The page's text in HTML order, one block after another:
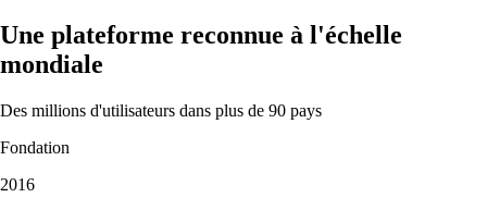
Une plateforme reconnue à l'échelle
mondiale
Des millions d'utilisateurs dans plus de 90 pays
Fondation
2016